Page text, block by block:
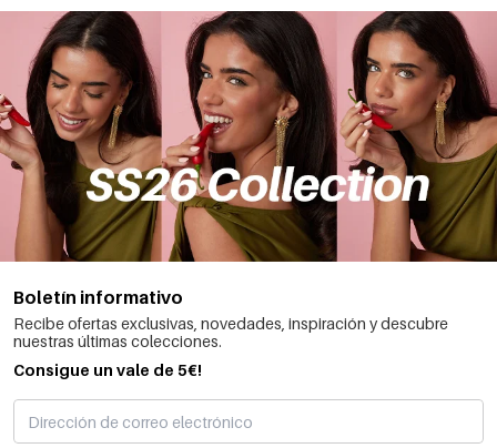
Boletín informativo
Recibe ofertas exclusivas, novedades, inspiración y descubre
nuestras últimas colecciones.
Consigue un vale de 5€!